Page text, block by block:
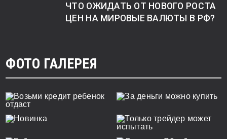
ЧТО ОЖИДАТЬ ОТ НОВОГО РОСТА
ЦЕН НА МИРОВЫЕ ВАЛЮТЫ В РФ?
ФОТО ГАЛЕРЕЯ